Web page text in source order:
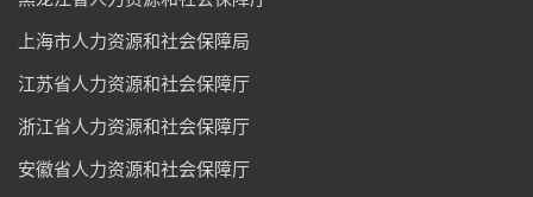
上海市人力资源和社会保障局
江苏省人力资源和社会保障厅
浙江省人力资源和社会保障厅
安徽省人力资源和社会保障厅